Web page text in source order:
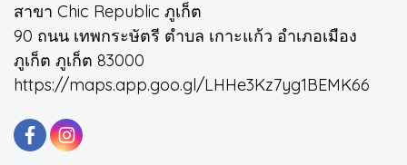
สาขา Chic Republic ภูเก็ต
90 ถนน เทพกระษัตรี ตำบล เกาะแก้ว อำเภอเมือง
ภูเก็ต ภูเก็ต 83000
https://maps.app.goo.gl/LHHe3Kz7yg1BEMK66